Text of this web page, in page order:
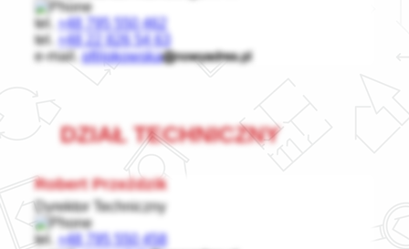
tel. +48 795 550 462
tel.
+48 22 826 54 63
e-mail. pfilipkowska
DZIAŁ TECHNICZNY
Robert Przeździk
Dyrektor Techniczny
tel. +48 795 550 458